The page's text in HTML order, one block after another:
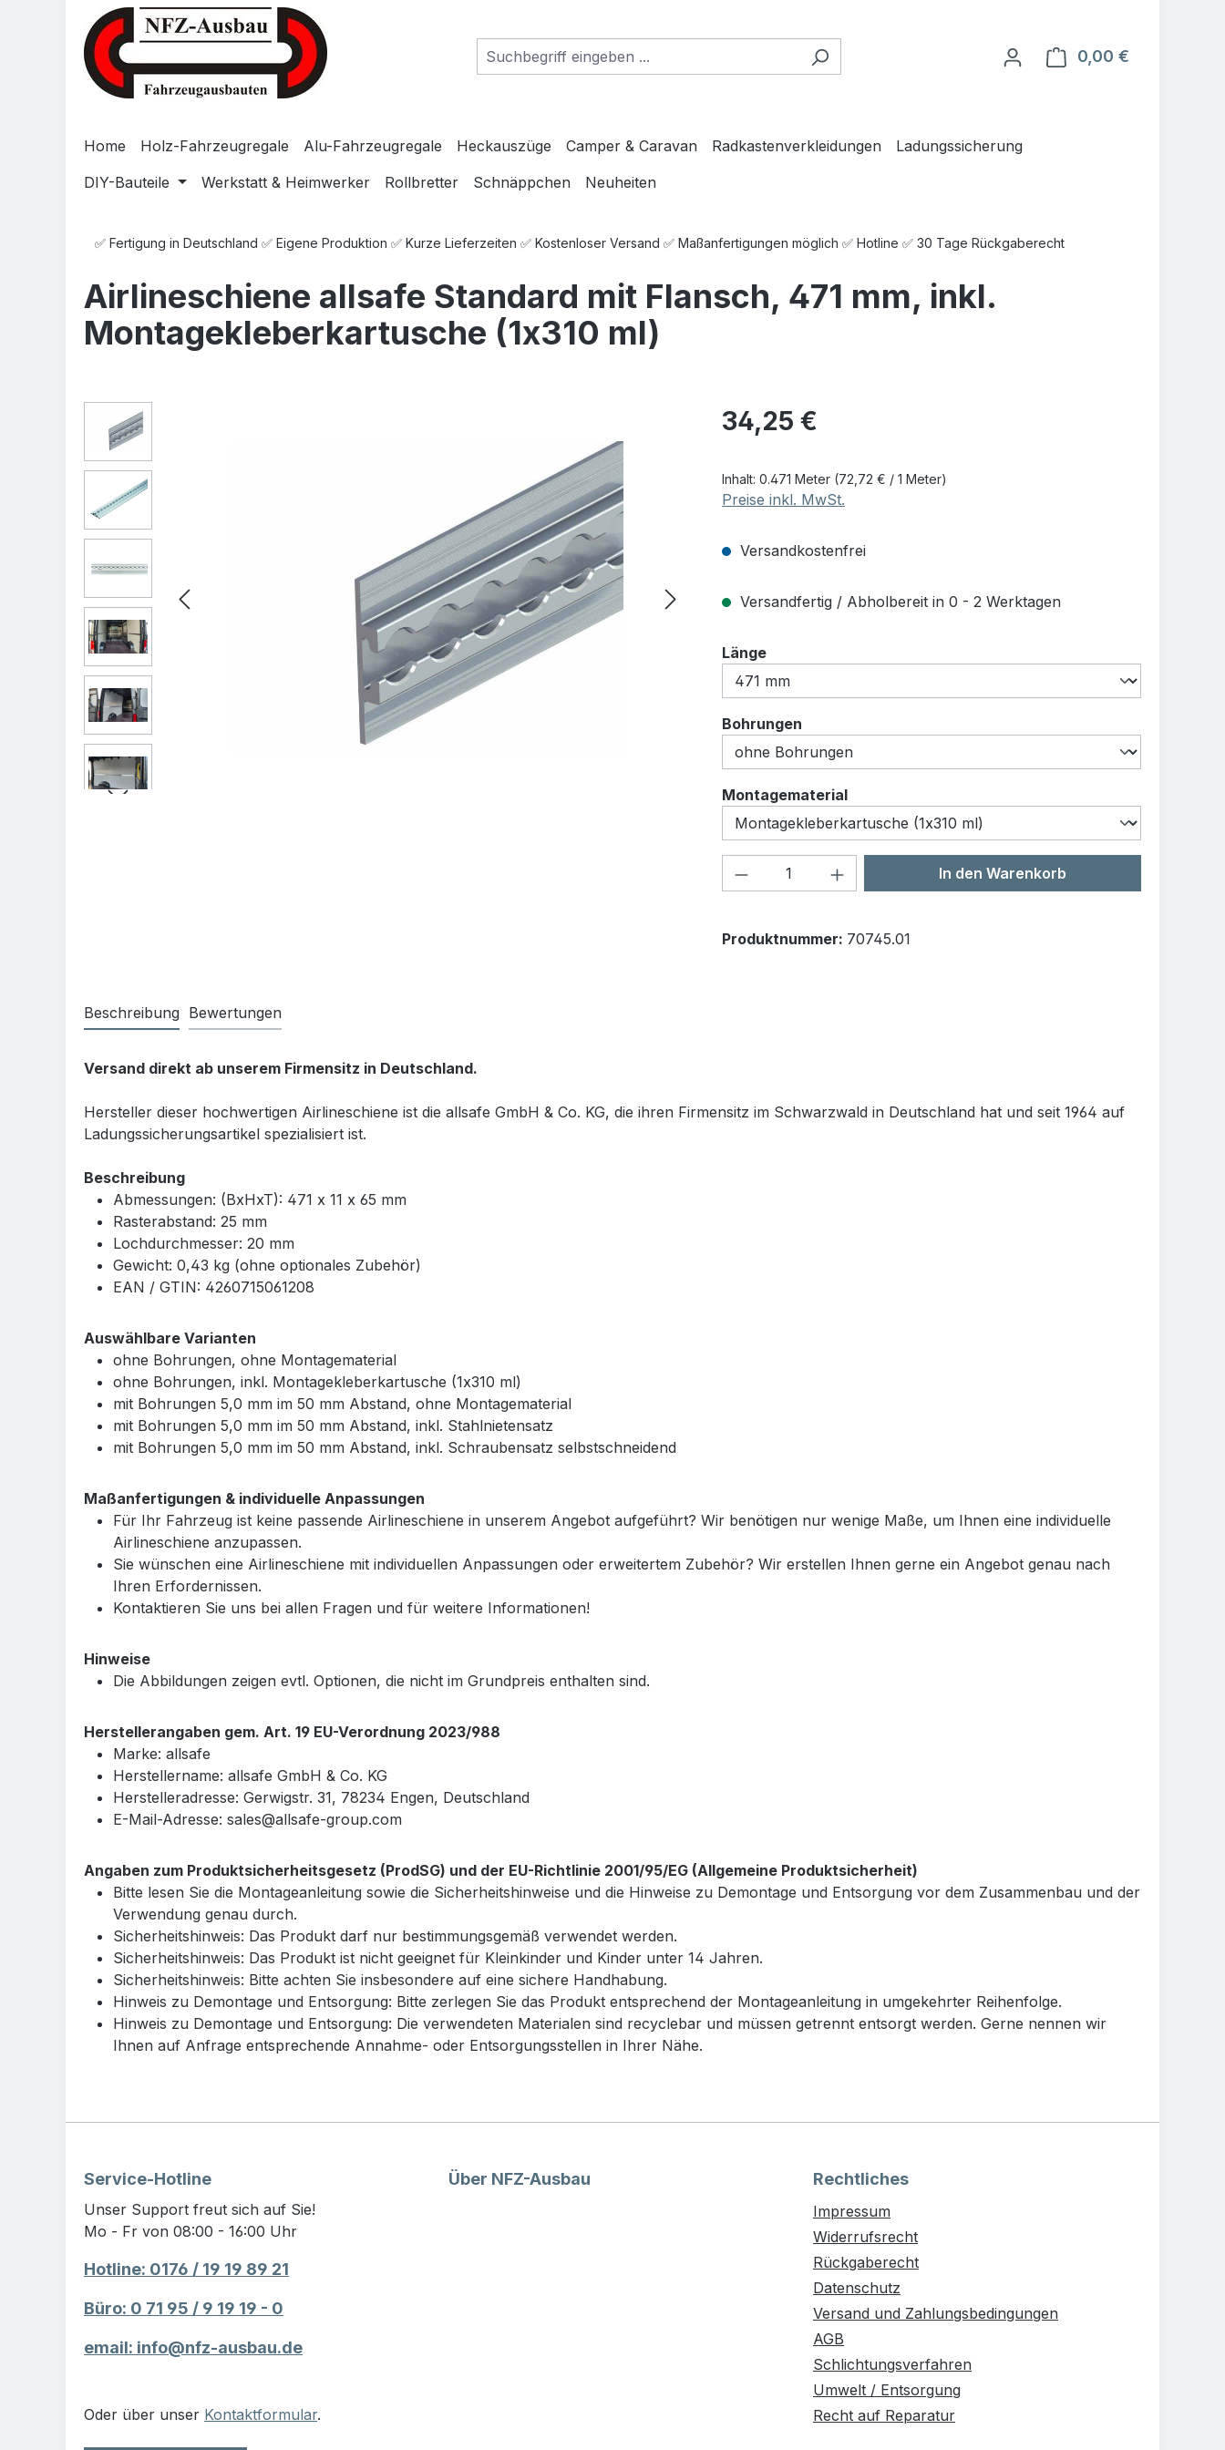
Zum Hauptinhalt springen
Zur Suche springen
Zur Hauptnavigation springen
0,00 €
Home Holz-Fahrzeugregale Alu-Fahrzeugregale Heckauszüge Camper & Caravan Radkastenverkleidungen
Ladungssicherung
DIY-Bauteile
Werkstatt & Heimwerker Rollbretter Schnäppchen Neuheiten
✅ Fertigung in Deutschland ✅ Eigene Produktion ✅ Kurze Lieferzeiten ✅ Kostenloser Versand ✅ Maßanfertigungen möglich ✅ Hotline ✅ 30 Tage Rückgaberecht
Airlineschiene allsafe Standard mit Flansch, 471 mm, inkl.
Montagekleberkartusche (1x310 ml)
Bildergalerie überspringen Regulärer Preis:
34,25 €
Inhalt: 0.471 Meter (72,72 € / 1 Meter)
Preise inkl. MwSt.
Versandkostenfrei
Versandfertig / Abholbereit in 0 - 2 Werktagen
Längeauswählen
Bohrungen
Montagematerialauswählen
Produkt Anzahl: Gib den gewünschten Wert
In den Warenkorb
Produktnummer: 70745.01
Beschreibung Bewertungen
Versand direkt ab unserem Firmensitz in Deutschland.
Hersteller dieser hochwertigen Airlineschiene ist die allsafe GmbH & Co. KG, die ihren Firmensitz im Schwarzwald in Deutschland hat und seit 1964 auf
Ladungssicherungsartikel spezialisiert ist.
Beschreibung
Abmessungen: (BxHxT): 471 x 11 x 65 mm
Rasterabstand: 25 mm
Lochdurchmesser: 20 mm
Gewicht: 0,43 kg (ohne optionales Zubehör)
EAN / GTIN: 4260715061208
Auswählbare Varianten
ohne Bohrungen, ohne Montagematerial
ohne Bohrungen, inkl. Montagekleberkartusche (1x310 ml)
mit Bohrungen 5,0 mm im 50 mm Abstand, ohne Montagematerial
mit Bohrungen 5,0 mm im 50 mm Abstand, inkl. Stahlnietensatz
mit Bohrungen 5,0 mm im 50 mm Abstand, inkl. Schraubensatz selbstschneidend
Maßanfertigungen & individuelle Anpassungen
Für Ihr Fahrzeug ist keine passende Airlineschiene in unserem Angebot aufgeführt? Wir benötigen nur wenige Maße, um Ihnen eine individuelle
Airlineschiene anzupassen.
Sie wünschen eine Airlineschiene mit individuellen Anpassungen oder erweitertem Zubehör? Wir erstellen Ihnen gerne ein Angebot genau nach
Ihren Erfordernissen.
Kontaktieren Sie uns bei allen Fragen und für weitere Informationen!
Hinweise
Die Abbildungen zeigen evtl. Optionen, die nicht im Grundpreis enthalten sind.
Herstellerangaben gem. Art. 19 EU-Verordnung 2023/988
Marke: allsafe
Herstellername: allsafe GmbH & Co. KG
Herstelleradresse: Gerwigstr. 31, 78234 Engen, Deutschland
E-Mail-Adresse: sales@allsafe-group.com
Angaben zum Produktsicherheitsgesetz (ProdSG) und der EU-Richtlinie 2001/95/EG (Allgemeine Produktsicherheit)
Bitte lesen Sie die Montageanleitung sowie die Sicherheitshinweise und die Hinweise zu Demontage und Entsorgung vor dem Zusammenbau und der
Verwendung genau durch.
Sicherheitshinweis: Das Produkt darf nur bestimmungsgemäß verwendet werden.
Sicherheitshinweis: Das Produkt ist nicht geeignet für Kleinkinder und Kinder unter 14 Jahren.
Sicherheitshinweis: Bitte achten Sie insbesondere auf eine sichere Handhabung.
Hinweis zu Demontage und Entsorgung: Bitte zerlegen Sie das Produkt entsprechend der Montageanleitung in umgekehrter Reihenfolge.
Hinweis zu Demontage und Entsorgung: Die verwendeten Materialen sind recyclebar und müssen getrennt entsorgt werden. Gerne nennen wir
Ihnen auf Anfrage entsprechende Annahme- oder Entsorgungsstellen in Ihrer Nähe.
Service-Hotline
Unser Support freut sich auf Sie!
Mo - Fr von 08:00 - 16:00 Uhr
Hotline: 0176 / 19 19 89 21
Büro: 0 71 95 / 9 19 19 - 0
email: info@nfz-ausbau.de
Oder über unser Kontaktformular.
Über NFZ-Ausbau Rechtliches
Impressum
Widerrufsrecht
Rückgaberecht
Datenschutz
Versand und Zahlungsbedingungen
AGB
Schlichtungsverfahren
Umwelt / Entsorgung
Recht auf Reparatur